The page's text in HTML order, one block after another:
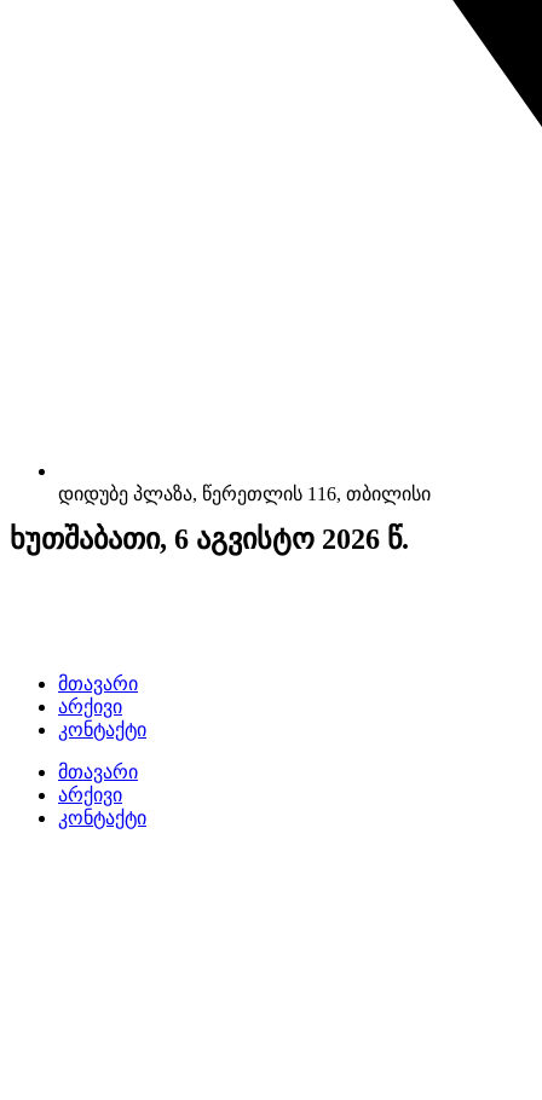
დიდუბე პლაზა, წერეთლის 116, თბილისი
ხუთშაბათი, 6 აგვისტო 2026 წ.
მთავარი
არქივი
კონტაქტი
მთავარი
არქივი
კონტაქტი